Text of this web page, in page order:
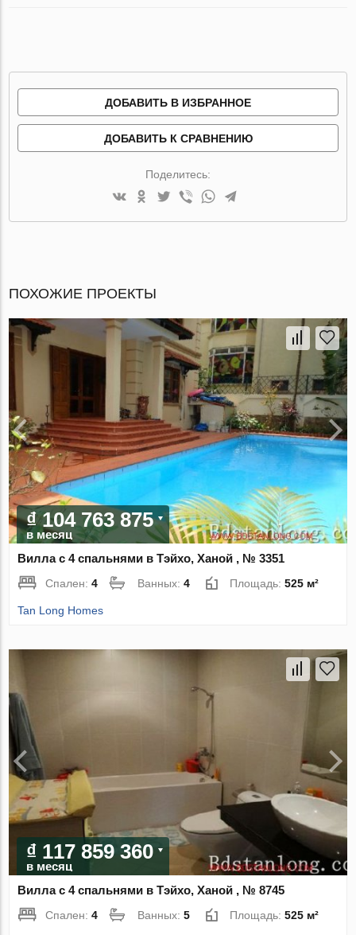
ДОБАВИТЬ В ИЗБРАННОЕ
ДОБАВИТЬ К СРАВНЕНИЮ
Поделитесь:
ПОХОЖИЕ ПРОЕКТЫ
₫ 104 763 875
в месяц
Вилла с 4 спальнями в Тэйхо, Ханой , № 3351
Спален:4 Ванных:4 Площадь:525 м²
Tan Long Homes
₫ 117 859 360
в месяц
Вилла с 4 спальнями в Тэйхо, Ханой , № 8745
Спален:4 Ванных:5 Площадь:525 м²